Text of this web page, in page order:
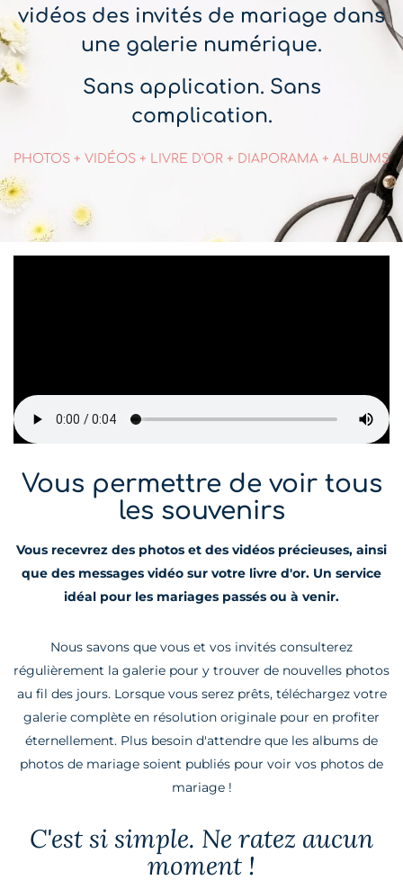
vidéos des invités de mariage dans
une galerie numérique.
Sans application. Sans
complication.
PHOTOS + VIDÉOS + LIVRE D'OR + DIAPORAMA + ALBUMS
Vous permettre de voir tous
les souvenirs
Vous recevrez des photos et des vidéos précieuses, ainsi
que des messages vidéo sur votre livre d'or. Un service
idéal pour les mariages passés ou à venir.
Nous savons que vous et vos invités consulterez
régulièrement la galerie pour y trouver de nouvelles photos
au fil des jours. Lorsque vous serez prêts, téléchargez votre
galerie complète en résolution originale pour en profiter
éternellement. Plus besoin d'attendre que les albums de
photos de mariage soient publiés pour voir vos photos de
mariage !
C'est si simple. Ne ratez aucun
moment !